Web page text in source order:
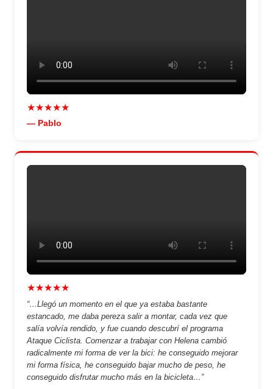
★★★★★
— Pablo
★★★★★
“…Llegó un momento en el que ya estaba bastante
estancado, me daba pereza salir a montar, cada vez que
salía volvía rendido, y fue cuando descubrí el programa
Ataque Ciclista. Comenzar a trabajar con Helena cambió
radicalmente mi forma de ver la bici: he conseguido mejorar
mi forma física, he conseguido bajar mucho de peso, he
conseguido disfrutar mucho más en la bicicleta…”